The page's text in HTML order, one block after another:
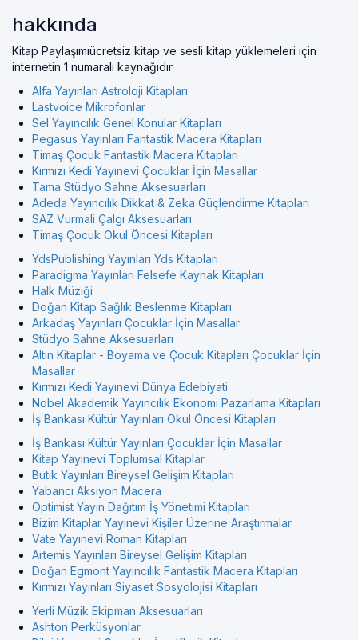
hakkında
Kitap Paylaşımıücretsiz kitap ve sesli kitap yüklemeleri için
internetin 1 numaralı kaynağıdır
Alfa Yayınları Astroloji Kitapları
Lastvoice Mikrofonlar
Sel Yayıncılık Genel Konular Kitapları
Pegasus Yayınları Fantastik Macera Kitapları
Timaş Çocuk Fantastik Macera Kitapları
Kırmızı Kedi Yayınevi Çocuklar İçin Masallar
Tama Stüdyo Sahne Aksesuarları
Adeda Yayıncılık Dikkat & Zeka Güçlendirme Kitapları
SAZ Vurmali Çalgı Aksesuarları
Timaş Çocuk Okul Öncesi Kitapları
YdsPublishing Yayınları Yds Kitapları
Paradigma Yayınları Felsefe Kaynak Kitapları
Halk Müziği
Doğan Kitap Sağlık Beslenme Kitapları
Arkadaş Yayınları Çocuklar İçin Masallar
Stüdyo Sahne Aksesuarları
Altın Kitaplar - Boyama ve Çocuk Kitapları Çocuklar İçin
Masallar
Kırmızı Kedi Yayınevi Dünya Edebiyati
Nobel Akademik Yayıncılık Ekonomi Pazarlama Kitapları
İş Bankası Kültür Yayınları Okul Öncesi Kitapları
İş Bankası Kültür Yayınları Çocuklar İçin Masallar
Kitap Yayınevi Toplumsal Kitaplar
Butik Yayınları Bireysel Gelişim Kitapları
Yabancı Aksiyon Macera
Optimist Yayın Dağıtım İş Yönetimi Kitapları
Bizim Kitaplar Yayınevi Kişiler Üzerine Araştırmalar
Vate Yayınevi Roman Kitapları
Artemis Yayınları Bireysel Gelişim Kitapları
Doğan Egmont Yayıncılık Fantastik Macera Kitapları
Kırmızı Yayınları Siyaset Sosyolojisi Kitapları
Yerli Müzik Ekipman Aksesuarları
Ashton Perküsyonlar